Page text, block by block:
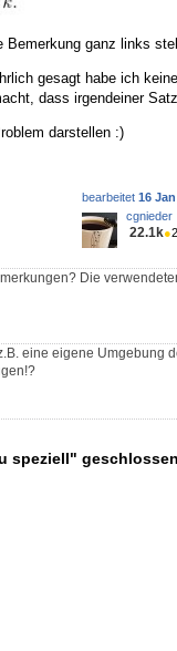
ganz links
gesagt habe ich
dass irgendeiner
darstellen :)
bearbeitet 16
cgnieder
22.1k●
Die
eine eigene Umgebung
speziell" geschlossen